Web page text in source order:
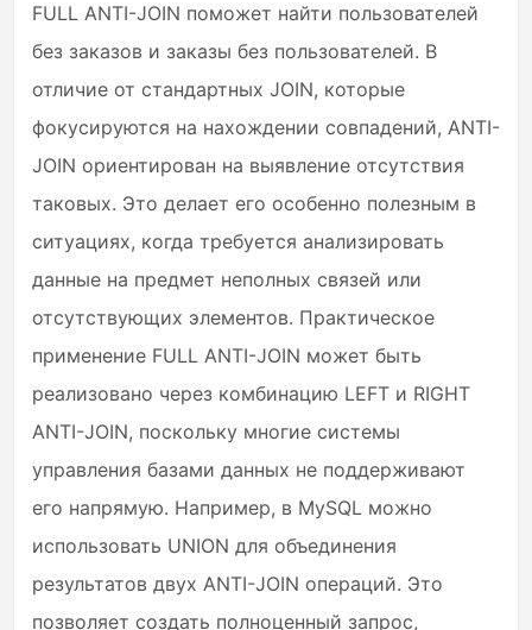
FULL ANTI-JOIN поможет найти пользователей
без заказов и заказы без пользователей. В
отличие от стандартных JOIN, которые
фокусируются на нахождении совпадений, ANTI-
JOIN ориентирован на выявление отсутствия
таковых. Это делает его особенно полезным в
ситуациях, когда требуется анализировать
данные на предмет неполных связей или
отсутствующих элементов. Практическое
применение FULL ANTI-JOIN может быть
реализовано через комбинацию LEFT и RIGHT
ANTI-JOIN, поскольку многие системы
управления базами данных не поддерживают
его напрямую. Например, в MySQL можно
использовать UNION для объединения
результатов двух ANTI-JOIN операций. Это
позволяет создать полноценный запрос,